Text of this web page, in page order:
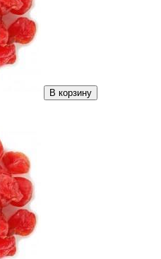
В корзину